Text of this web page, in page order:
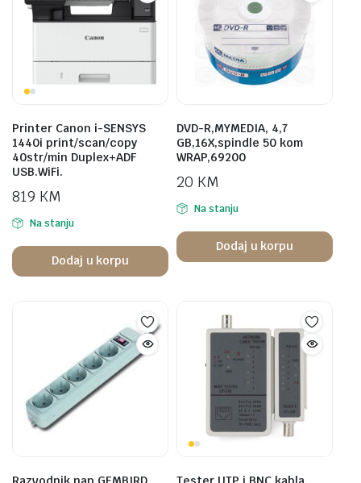
Printer Canon i-SENSYS
1440i print/scan/copy
40str/min Duplex+ADF
USB.WiFi.
819 KM
Na stanju
Dodaj u korpu
DVD-R,MYMEDIA, 4,7
GB,16X,spindle 50 kom
WRAP,69200
20 KM
Na stanju
Dodaj u korpu